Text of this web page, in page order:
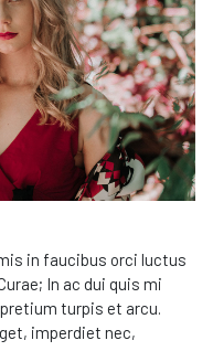
in faucibus orci luctus
In ac dui quis mi
turpis et arcu.
imperdiet nec,